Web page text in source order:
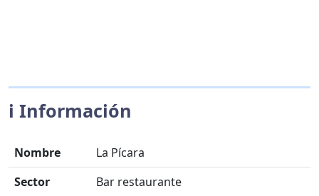
ℹ️ Información
Nombre
La Pícara
Sector
Bar restaurante